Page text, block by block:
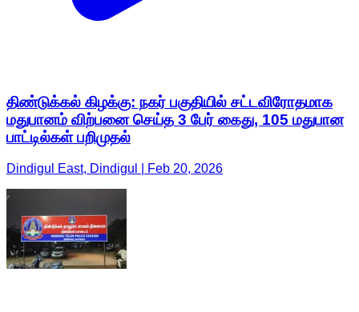
திண்டுக்கல் கிழக்கு: நகர் பகுதியில் சட்டவிரோதமாக
மதுபானம் விற்பனை செய்த 3 பேர் கைது, 105 மதுபான
பாட்டில்கள் பறிமுதல்
Dindigul East, Dindigul | Feb 20, 2026